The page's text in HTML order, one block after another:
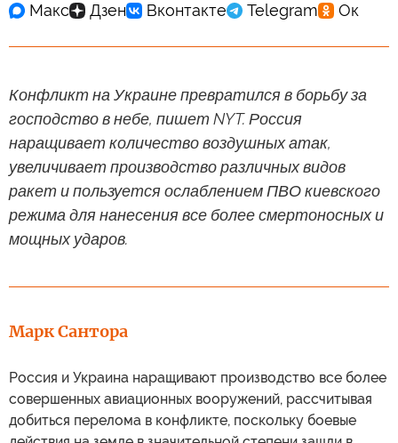
Конфликт на Украине превратился в борьбу за
господство в небе, пишет NYT. Россия
наращивает количество воздушных атак,
увеличивает производство различных видов
ракет и пользуется ослаблением ПВО киевского
режима для нанесения все более смертоносных и
мощных ударов.
Марк Сантора
Россия и Украина наращивают производство все более
совершенных авиационных вооружений, рассчитывая
добиться перелома в конфликте, поскольку боевые